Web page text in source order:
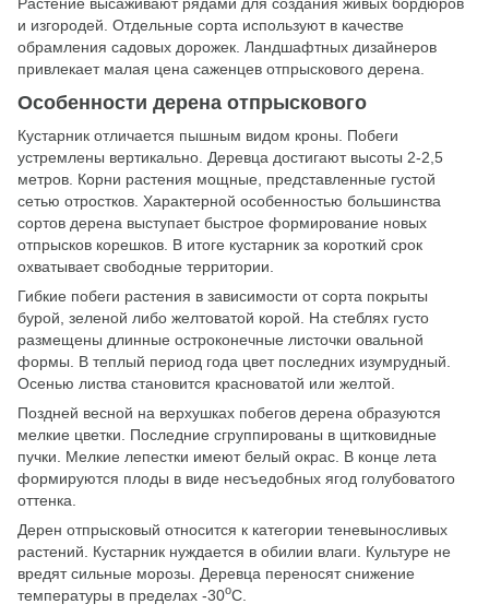
и изгородей. Отдельные сорта используют в качестве
обрамления садовых дорожек. Ландшафтных дизайнеров
привлекает малая цена саженцев отпрыскового дерена.
Особенности дерена отпрыскового
Кустарник отличается пышным видом кроны. Побеги
устремлены вертикально. Деревца достигают высоты 2-2,5
метров. Корни растения мощные, представленные густой
сетью отростков. Характерной особенностью большинства
сортов дерена выступает быстрое формирование новых
отпрысков корешков. В итоге кустарник за короткий срок
охватывает свободные территории.
Гибкие побеги растения в зависимости от сорта покрыты
бурой, зеленой либо желтоватой корой. На стеблях густо
размещены длинные остроконечные листочки овальной
формы. В теплый период года цвет последних изумрудный.
Осенью листва становится красноватой или желтой.
Поздней весной на верхушках побегов дерена образуются
мелкие цветки. Последние сгруппированы в щитковидные
пучки. Мелкие лепестки имеют белый окрас. В конце лета
формируются плоды в виде несъедобных ягод голубоватого
оттенка.
Дерен отпрысковый относится к категории теневыносливых
растений. Кустарник нуждается в обилии влаги. Культуре не
вредят сильные морозы. Деревца переносят снижение
температуры в пределах -30оC.